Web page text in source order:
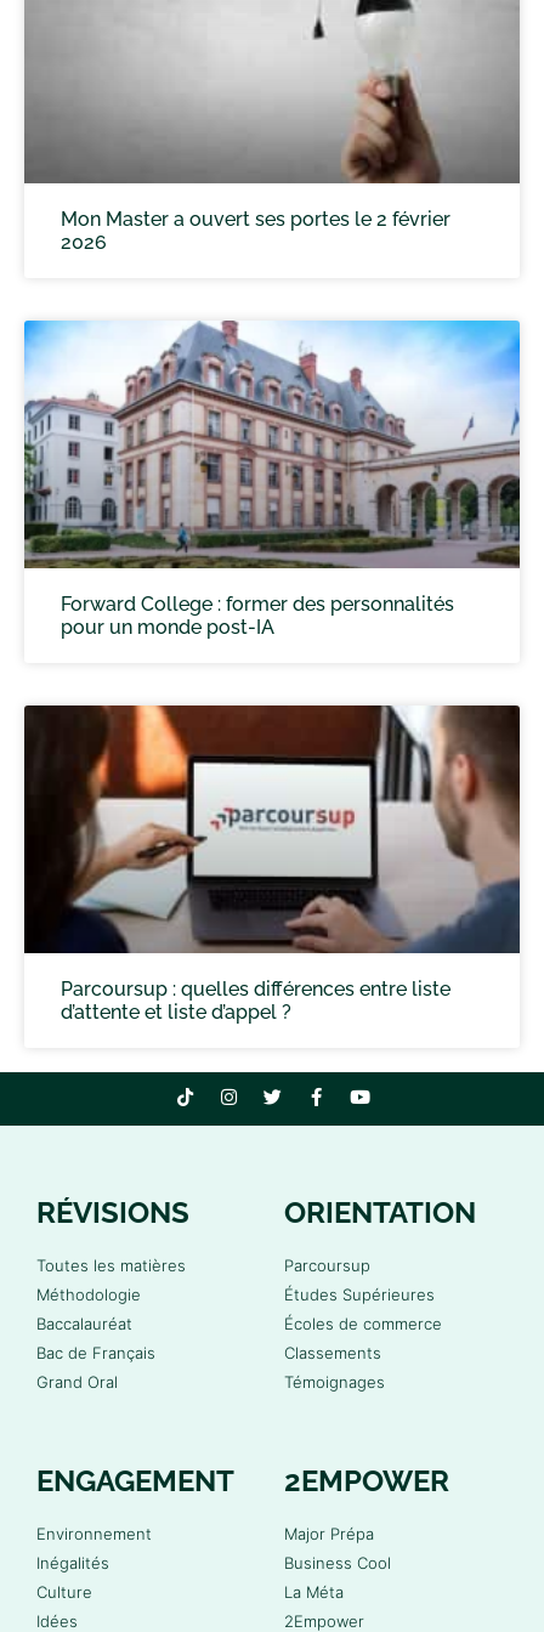
Mon Master a ouvert ses portes le 2 février
2026
Forward College : former des personnalités
pour un monde post-IA
Parcoursup : quelles différences entre liste
d’attente et liste d’appel ?
RÉVISIONS
Toutes les matières
Méthodologie
Baccalauréat
Bac de Français
Grand Oral
ORIENTATION
Parcoursup
Études Supérieures
Écoles de commerce
Classements
Témoignages
ENGAGEMENT
Environnement
Inégalités
Culture
Idées
2EMPOWER
Major Prépa
Business Cool
La Méta
2Empower